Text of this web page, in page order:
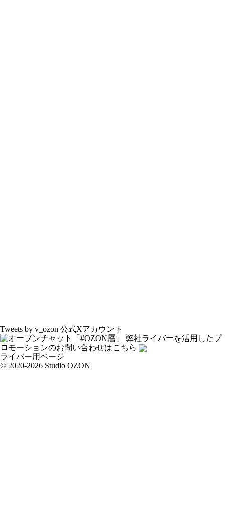
Tweets by v_ozon 公式Xアカウント
弊社ライバーを活用したプ
ロモーションのお問い合わせはこちら
ライバー用ページ
© 2020-2026 Studio OZON